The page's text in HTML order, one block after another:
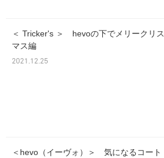
＜ Tricker's ＞ hevoの下でメリークリス
マス編
2021.12.25
＜hevo（イーヴォ）＞ 気になるコート